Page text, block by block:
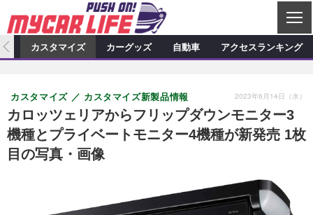
C
L
S
カーオーディオ
プロショップ検索 ショップ訪問記
カーオーディオニュース デモカー製作記
その他
カスタマイズ特集記事 カスタマイズ新製品情報
カスタマイズニュース
カーグッズ
カーグッズ特集記事 カーグッズ新製品情報
カーグッズニュース
自動車
カスタマイズ カーグッズ 自動車 アクセスランキング
カロッツェリアからフリップダウンモニター3
機種とプライベートモニター4機種が新発売 1枚
目の写真・画像
カスタマイズ カスタマイズ新製品情報 2023年6月14日（水）